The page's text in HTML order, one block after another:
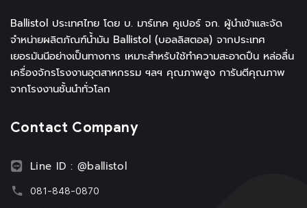
Ballistol ประเทศไทย โดย บ. มาร์เทค คูเปอร์ จก. ผู้นำเข้าและจัด
จำหน่ายผลิตภัณฑ์น้ำมัน Ballistol (บอลลิสตอล) จากประเทศ
เยอรมันนีอย่างเป็นทางการ เหมาะสำหรับใช้ทำความสะอาดปืน หล่อลื่น
เครื่องจักรโรงงานอุตสาหกรรม ฯลฯ คุณภาพสูง การันตีคุณภาพ
จากโรงงานชั้นนำทั่วโลก
Contact Company
Line ID : @ballistol
081-848-0870